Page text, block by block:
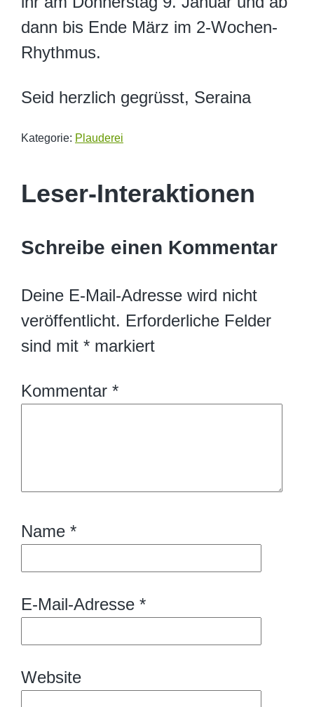
dann bis Ende März im 2-Wochen-
Rhythmus.
Seid herzlich gegrüsst, Seraina
Kategorie: Plauderei
Leser-Interaktionen
Schreibe einen Kommentar
Deine E-Mail-Adresse wird nicht
veröffentlicht. Erforderliche Felder
sind mit * markiert
Kommentar *
Name *
E-Mail-Adresse *
Website